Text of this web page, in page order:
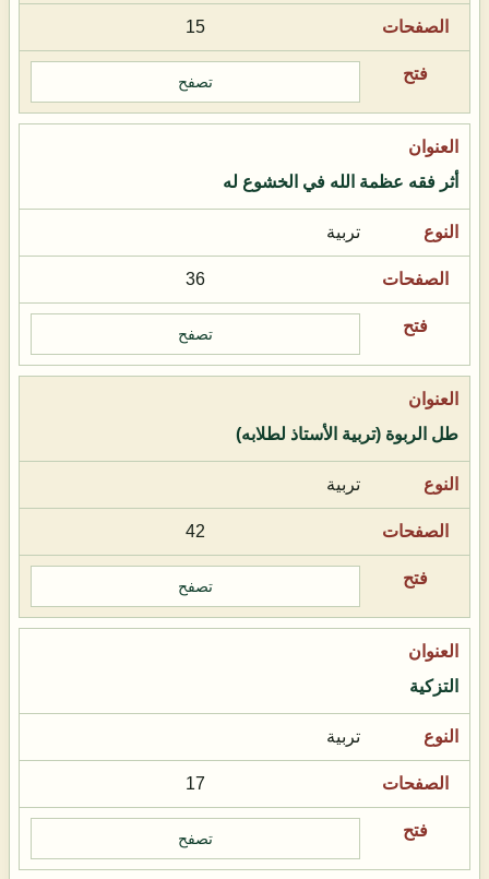
15
تصفح
أثر فقه عظمة الله في الخشوع له
تربية
36
تصفح
طل الربوة (تربية الأستاذ لطلابه)
تربية
42
تصفح
التزكية
تربية
17
تصفح